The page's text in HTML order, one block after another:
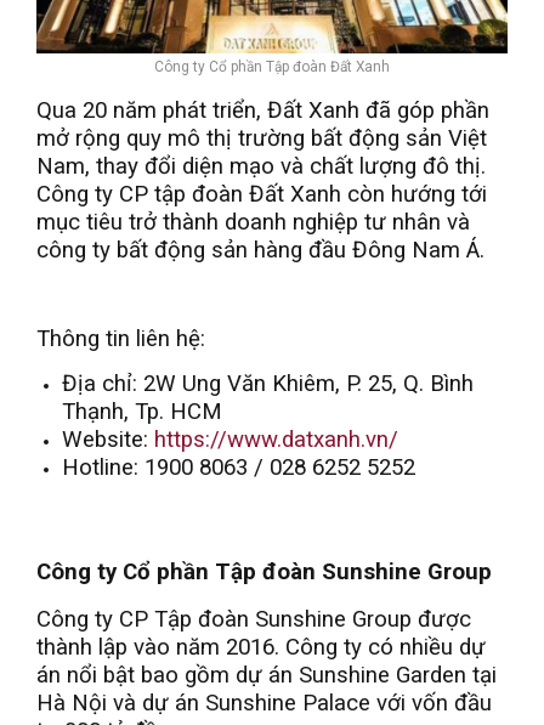
Công ty Cổ phần Tập đoàn Đất Xanh
Qua 20 năm phát triển, Đất Xanh đã góp phần
mở rộng quy mô thị trường bất động sản Việt
Nam, thay đổi diện mạo và chất lượng đô thị.
Công ty CP tập đoàn Đất Xanh còn hướng tới
mục tiêu trở thành doanh nghiệp tư nhân và
công ty bất động sản hàng đầu Đông Nam Á.
Thông tin liên hệ:
Địa chỉ: 2W Ung Văn Khiêm, P. 25, Q. Bình
Thạnh, Tp. HCM
Website: https://www.datxanh.vn/
Hotline: 1900 8063 / 028 6252 5252
Công ty Cổ phần Tập đoàn Sunshine Group
Công ty CP Tập đoàn Sunshine Group được
thành lập vào năm 2016. Công ty có nhiều dự
án nổi bật bao gồm dự án Sunshine Garden tại
Hà Nội và dự án Sunshine Palace với vốn đầu